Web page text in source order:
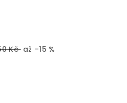
Kč až –15 %